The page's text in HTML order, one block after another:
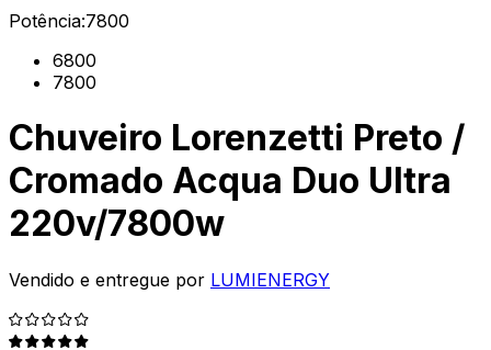
Potência:7800
6800
7800
Chuveiro Lorenzetti Preto /
Cromado Acqua Duo Ultra
220v/7800w
Vendido e entregue por LUMIENERGY